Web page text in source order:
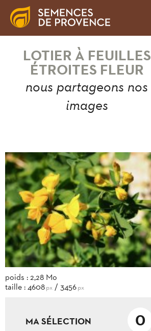
LOTIER À FEUILLES
ÉTROITES FLEUR
nous partageons nos
images
poids : 2,28 Mo
taille : 4608px / 3456px
MA SÉLECTION 0